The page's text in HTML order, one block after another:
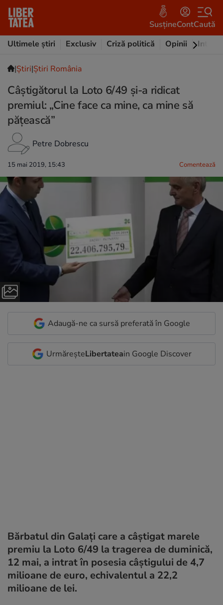
SusțineContCaută
Ultimele știri
Exclusiv Criză politică Opinii
|Ştiri|Știri România
Câștigătorul la Loto 6/49 și-a ridicat
premiul: „Cine face ca mine, ca mine să
pățească”
Petre Dobrescu
15 mai 2019, 15:43 Comentează
Adaugă-ne ca sursă preferată în Google
UrmăreșteLibertateain Google Discover
Bărbatul din Galați care a câștigat marele
premiu la Loto 6/49 la tragerea de duminică,
12 mai, a intrat în posesia câștigului de 4,7
milioane de euro, echivalentul a 22,2
milioane de lei.